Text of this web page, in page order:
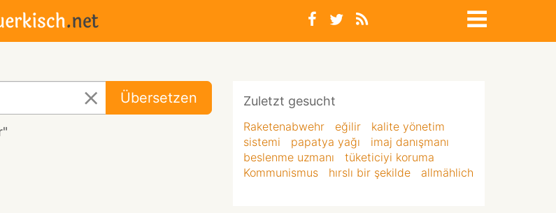
Übersetzen Zuletzt gesucht
Raketenabwehr eğilir
kalite yönetim
sistemi
papatya yağı
imaj danışmanı
beslenme uzmanı
tüketiciyi koruma
Kommunismus
hırslı bir şekilde allmählich